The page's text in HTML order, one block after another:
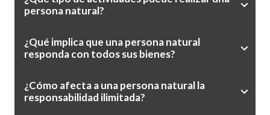
persona natural?
¿Qué implica que una persona natural
responda con todos sus bienes?
¿Cómo afecta a una persona natural la
responsabilidad ilimitada?